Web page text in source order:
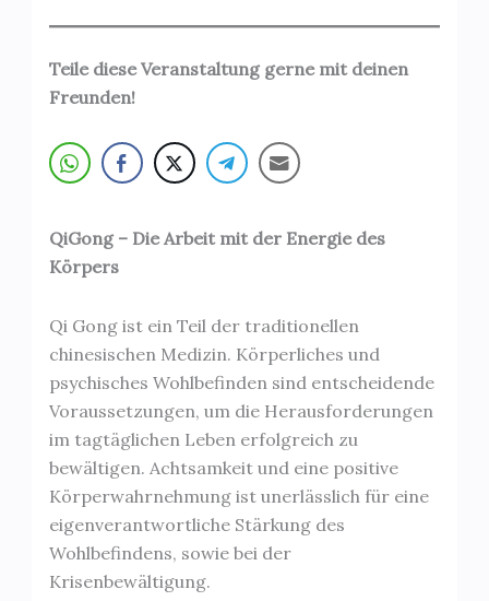
Teile diese Veranstaltung gerne mit deinen
Freunden!
QiGong – Die Arbeit mit der Energie des
Körpers
Qi Gong ist ein Teil der traditionellen
chinesischen Medizin. Körperliches und
psychisches Wohlbefinden sind entscheidende
Voraussetzungen, um die Herausforderungen
im tagtäglichen Leben erfolgreich zu
bewältigen. Achtsamkeit und eine positive
Körperwahrnehmung ist unerlässlich für eine
eigenverantwortliche Stärkung des
Wohlbefindens, sowie bei der
Krisenbewältigung.